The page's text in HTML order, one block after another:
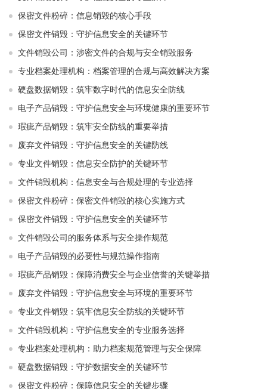
保密文件粉碎：信息销毁的核心手段
保密文件销毁：守护信息安全的关键环节
文件销毁公司：涉密文件的合规与安全销毁服务
专业档案处理机构：档案管理的合规与高效解决方案
硬盘数据销毁：筑牢数字时代的信息安全防线
电子产品销毁：守护信息安全与环境健康的重要环节
瑕疵产品销毁：筑牢安全防线的重要举措
废弃文件销毁：守护信息安全的关键防线
专业文件销毁：信息安全防护的关键环节
文件销毁机构：信息安全与合规处理的专业选择
保密文件粉碎：保密文件销毁的核心实施方式
保密文件销毁：守护信息安全的关键环节
文件销毁公司的服务体系与安全操作规范
电子产品销毁的必要性与规范操作指南
瑕疵产品销毁：保障消费安全与企业信誉的关键举措
废弃文件销毁：守护信息安全与环境的重要环节
专业文件销毁：筑牢信息安全防线的关键环节
文件销毁机构：守护信息安全的专业服务选择
专业档案处理机构：助力档案规范管理与安全保障
硬盘数据销毁：守护数据安全的关键环节
保密文件粉碎：保障信息安全的关键步骤